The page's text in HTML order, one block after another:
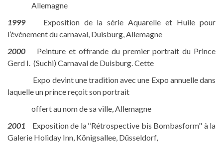
Allemagne
1999Exposition de la série Aquarelle et Huile pour
l’événement du carnaval, Duisburg, Allemagne
2000 Peinture et offrande du premier portrait du Prince
Gerd I. (Suchi) Carnaval de Duisburg. Cette
Expo devint une tradition avec une Expo annuelle dans
laquelle un prince reçoit son portrait
offert au nom de sa ville, Allemagne
2001 Exposition de la ‘’Rétrospective bis Bombasform" à la
Galerie Holiday Inn, Königsallee, Düsseldorf,